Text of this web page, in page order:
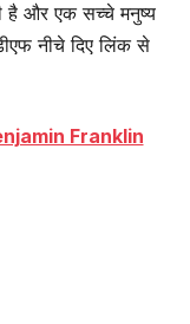
है और एक सच्चे मनुष्य
नीचे दिए लिंक से
Franklin